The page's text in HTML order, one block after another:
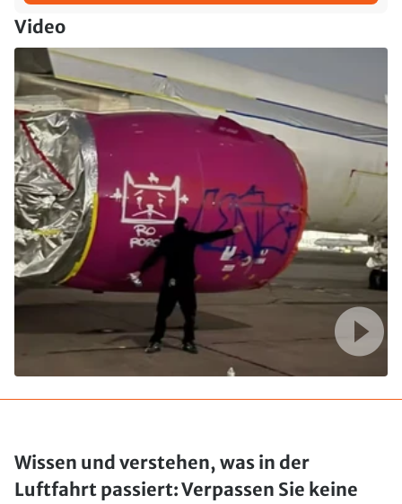
Video
Wissen und verstehen, was in der
Luftfahrt passiert: Verpassen Sie keine